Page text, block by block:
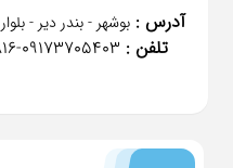
آدرس : بوشهر - بندر دیر -
تلفن : ٠٩١٧٣٧٠٥٤٠٣-07735423816-09933741215